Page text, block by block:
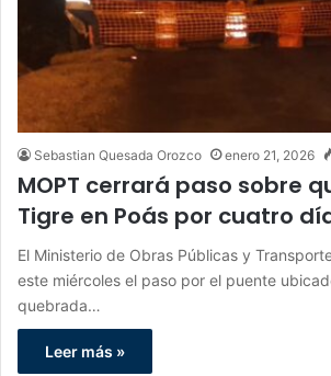
Sebastian Quesada Orozco enero 21, 2026
MOPT cerrará paso sobre
Tigre en Poás por cuatro
El Ministerio de Obras Públicas y
este miércoles el paso por el puente
quebrada…
Leer más »